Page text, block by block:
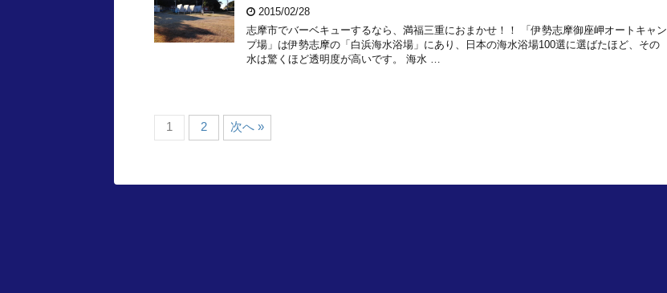
2015/02/28
志摩市でバーベキューするなら、満福三重におまかせ！！ 「伊勢志摩御座岬オートキャン
プ場」は伊勢志摩の「白浜海水浴場」にあり、日本の海水浴場100選に選ばたほど、その
水は驚くほど透明度が高いです。 海水 …
1 2 次へ »